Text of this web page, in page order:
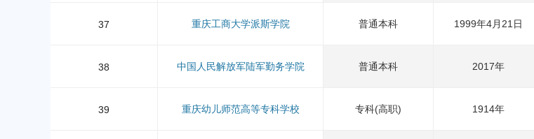
37 重庆工商大学派斯学院 普通本科 1999年4月21日
38 中国人民解放军陆军勤务学院 普通本科 2017年
39 重庆幼儿师范高等专科学校 专科(高职) 1914年